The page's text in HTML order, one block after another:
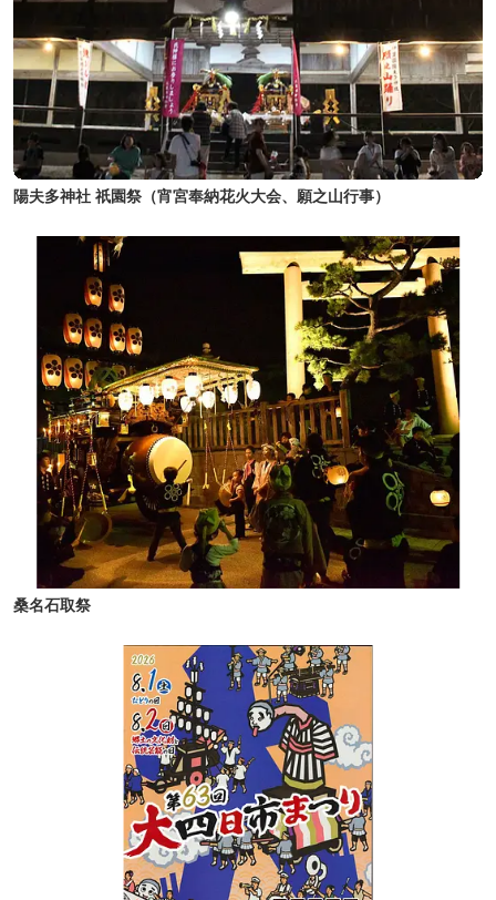
陽夫多神社 祇園祭（宵宮奉納花火大会、願之山行事）
桑名石取祭